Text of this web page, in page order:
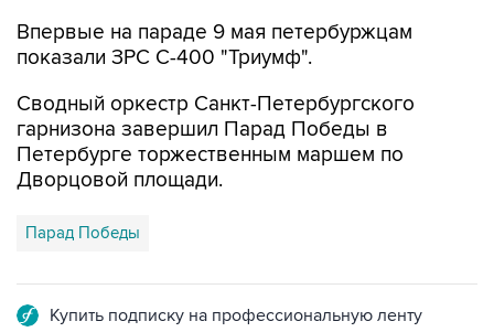
Впервые на параде 9 мая петербуржцам
показали ЗРС С-400 "Триумф".
Сводный оркестр Санкт-Петербургского
гарнизона завершил Парад Победы в
Петербурге торжественным маршем по
Дворцовой площади.
Парад Победы
Купить подписку на профессиональную ленту